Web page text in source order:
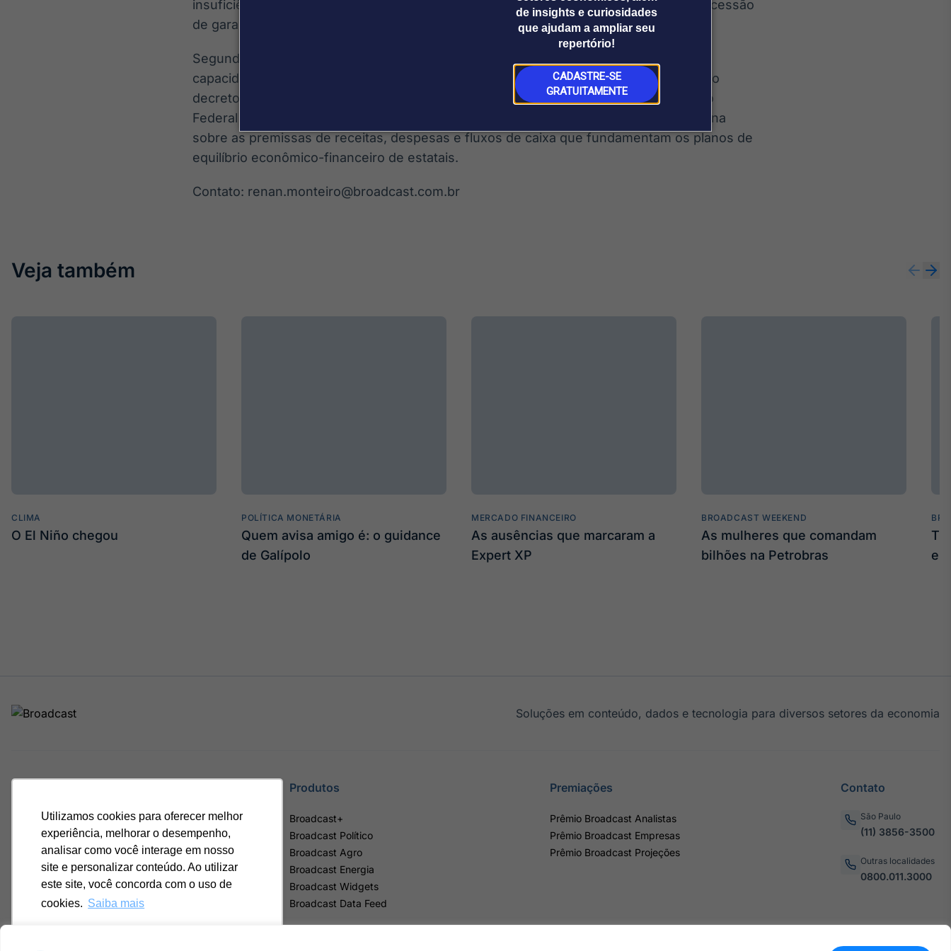
de insights e curiosidades
que ajudam a ampliar seu
repertório!
CADASTRE-SE
GRATUITAMENTE
Utilizamos cookies para oferecer melhor
experiência, melhorar o desempenho,
analisar como você interage em nosso
site e personalizar conteúdo. Ao utilizar
este site, você concorda com o uso de
cookies. Saiba mais
insuficiência da análise sobre a capacidade de pagamento da estatal para fins de concessão
de garantia da União e operação de crédito no valor de R$ 12 bilhões.
Segundo a Corte de Contas, esse segundo ponto “afronta” o dispositivo que trata da
capacidade de pagamento de empresas estatais em operações de crédito, previsto no
decreto de janeiro de 2024 (º 11.907/2024). O TCU também alertou o Poder Executivo
Federal que há ampliação “da exposição” da União com a ausência de avaliação externa
sobre as premissas de receitas, despesas e fluxos de caixa que fundamentam os planos de
equilíbrio econômico-financeiro de estatais.
Contato: renan.monteiro@broadcast.com.br
Veja também
CLIMA
O El Niño chegou
POLÍTICA MONETÁRIA
Quem avisa amigo é: o guidance
de Galípolo
MERCADO FINANCEIRO
As ausências que marcaram a
Expert XP
BROADCAST WEEKEND
As mulheres que comandam
bilhões na Petrobras
Soluções em conteúdo, dados e tecnologia para diversos setores da economia
Notícias
Termos de uso
Política de privacidade
Contrato Máster Terminal
Releases Broadcast
Produtos
Broadcast+
Broadcast Político
Broadcast Agro
Broadcast Energia
Broadcast Widgets
Broadcast Data Feed
Premiações
Prêmio Broadcast Analistas
Prêmio Broadcast Empresas
Prêmio Broadcast Projeções
Contato
São Paulo
(11) 3856-3500
Outras localidades
0800.011.3000